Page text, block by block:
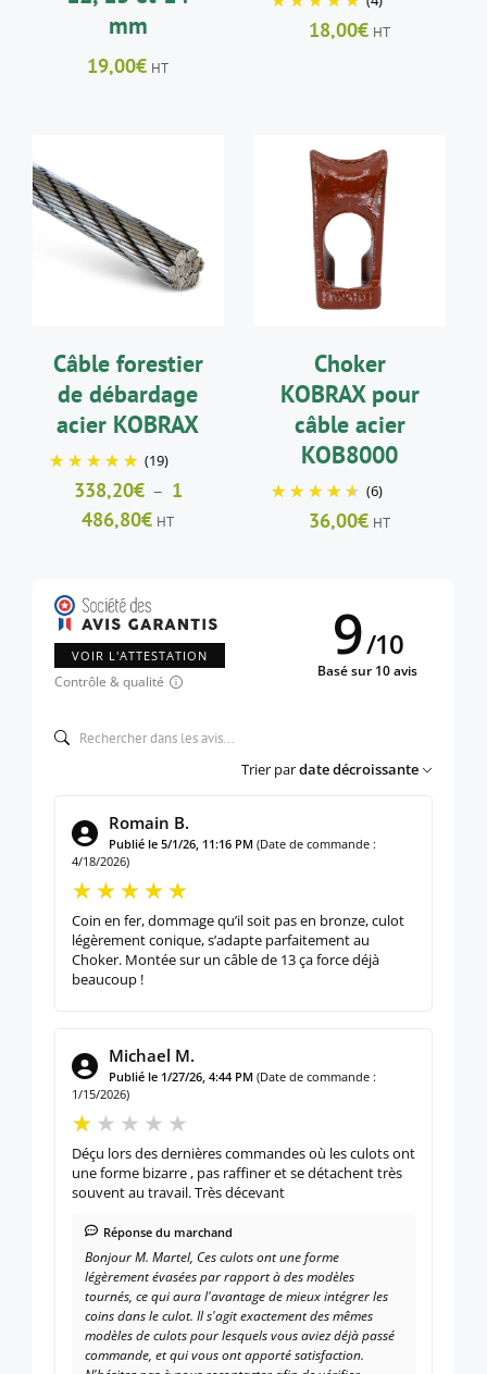
mm
19,00€ HT
18,00€ HT
CHOIX DES
OPTIONSCE
PRODUIT
A
PLUSIEURS
OPTIONS
PEUVENT
ÊTRE
CHOISIES
LA
PAGE
DU
/
DÉTAILS
Câble forestier
de débardage
acier KOBRAX
(19)
338,20€ – 1
486,80€Plage
à
1
486,80€
HT
AJOUTER AU
PANIER
/
DÉTAILS
Choker
KOBRAX pour
câble acier
KOB8000
(6)
36,00€ HT
VOIR L'ATTESTATION
Contrôle & qualité
9/10
Basé sur 10 avis
Trier pardate décroissante
Romain B.
Publié le 5/1/26, 11:16 PM (Date de commande :
4/18/2026)
Coin en fer, dommage qu’il soit pas en bronze, culot
légèrement conique, s’adapte parfaitement au
Choker. Montée sur un câble de 13 ça force déjà
beaucoup !
Michael M.
Publié le 1/27/26, 4:44 PM (Date de commande :
1/15/2026)
Déçu lors des dernières commandes où les culots ont
une forme bizarre , pas raffiner et se détachent très
souvent au travail. Très décevant
Réponse du marchand
Bonjour M. Martel, Ces culots ont une forme
légèrement évasées par rapport à des modèles
tournés, ce qui aura l'avantage de mieux intégrer les
coins dans le culot. Il s'agit exactement des mêmes
modèles de culots pour lesquels vous aviez déjà passé
commande, et qui vous ont apporté satisfaction.